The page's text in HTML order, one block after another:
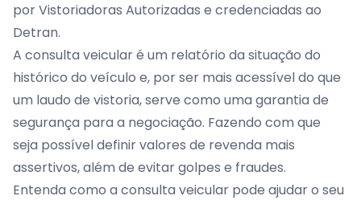
por Vistoriadoras Autorizadas e credenciadas ao
Detran.
A consulta veicular é um relatório da situação do
histórico do veículo e, por ser mais acessível do que
um laudo de vistoria, serve como uma garantia de
segurança para a negociação. Fazendo com que
seja possível definir valores de revenda mais
assertivos, além de evitar golpes e fraudes.
Entenda como a consulta veicular pode ajudar o seu